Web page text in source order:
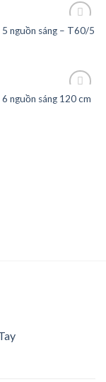
nguồn sáng – T60/5
nguồn sáng 120 cm